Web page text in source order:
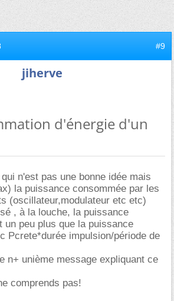
#9
jiherve
d'énergie d'un
n'est pas une bonne idée mais
la puissance consommée par les
(oscillateur,modulateur etc etc)
, à la louche, la puissance
un peu plus que la puissance
Pcrete*durée impulsion/période de
n+ unième message expliquant ce
comprends pas!